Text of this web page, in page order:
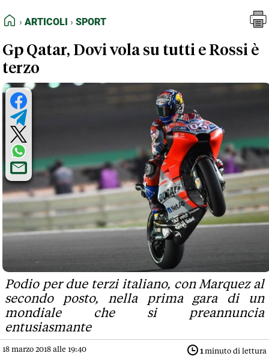
FEED RSS
NORMATIVE DEONTOLOGICHE
TERMINI e CONDIZIONI
HOME
ARTICOLI SPORT
Gp Qatar, Dovi vola su tutti e Rossi è
terzo
Podio per due terzi italiano, con Marquez al
secondo posto, nella prima gara di un
mondiale che si preannuncia
entusiasmante
18 marzo 2018 alle 19:40 1 minuto di lettura